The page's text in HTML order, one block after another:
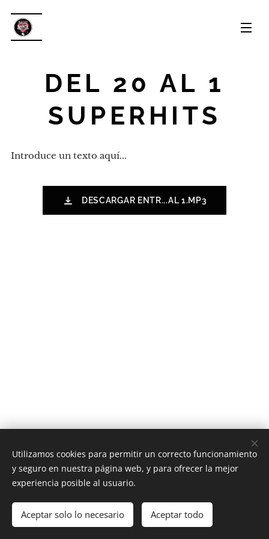
DEL 20 AL 1
SUPERHITS
Introduce un texto aquí...
DESCARGAR ENTR...AL 1.MP3
www.santiabellandj.com
Creado conWebnode Cookies
Utilizamos cookies para permitir un correcto funcionamiento
y seguro en nuestra página web, y para ofrecer la mejor
experiencia posible al usuario.
Aceptar solo lo necesario Aceptar todo